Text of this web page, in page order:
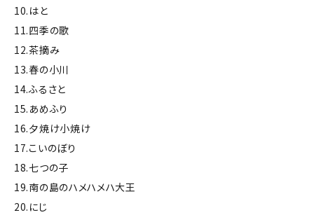
10.はと
11.四季の歌
12.茶摘み
13.春の小川
14.ふるさと
15.あめふり
16.夕焼け小焼け
17.こいのぼり
18.七つの子
19.南の島のハメハメハ大王
20.にじ